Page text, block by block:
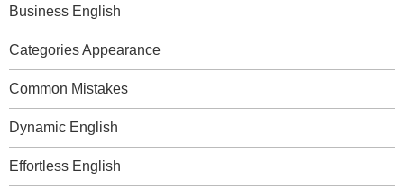
Business English
Categories Appearance
Common Mistakes
Dynamic English
Effortless English